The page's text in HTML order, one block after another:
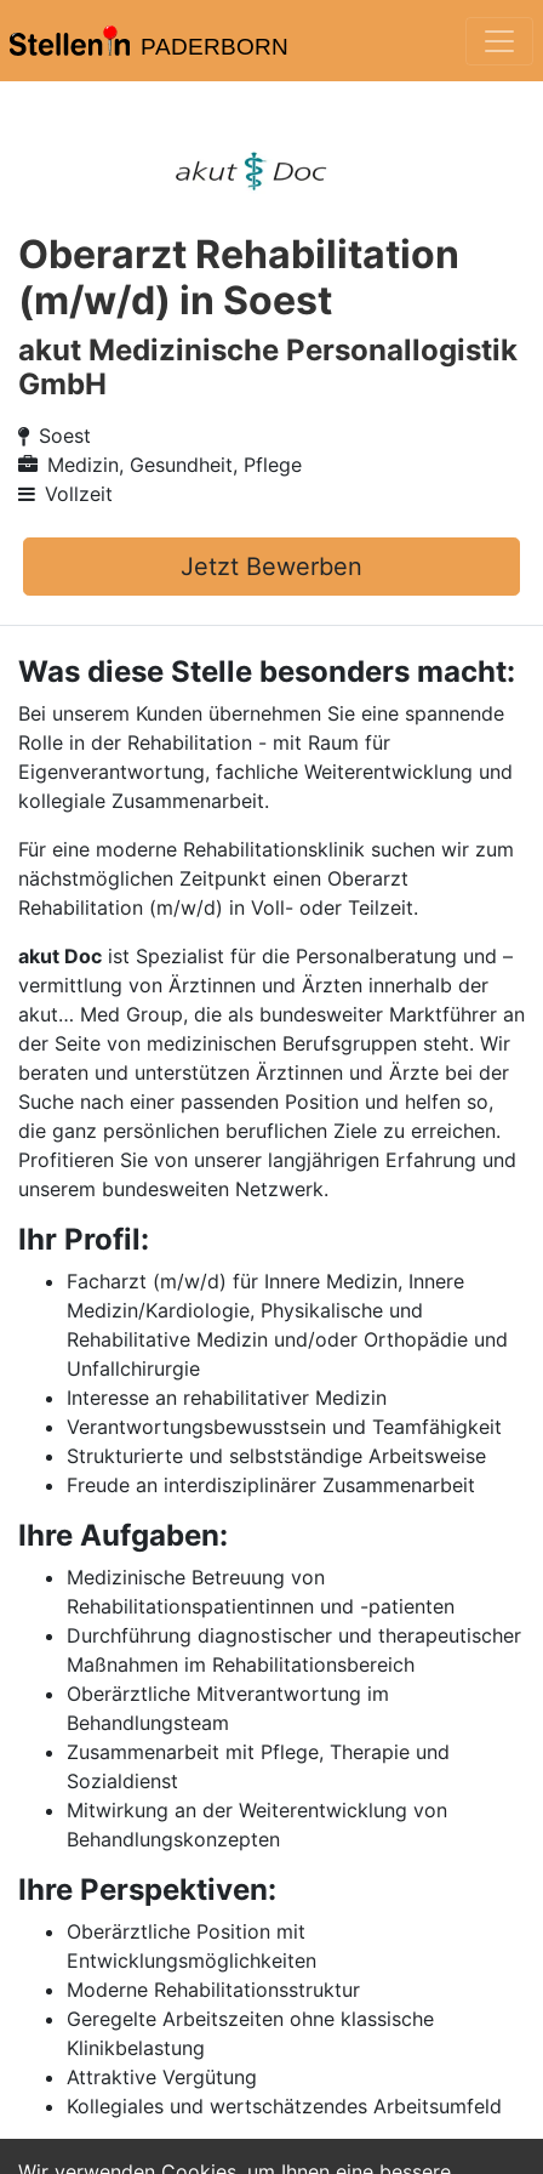
PADERBORN
Oberarzt Rehabilitation
(m/w/d) in Soest
akut Medizinische Personallogistik
GmbH
Soest
Medizin, Gesundheit, Pflege
Vollzeit
Jetzt Bewerben
Was diese Stelle besonders macht:
Bei unserem Kunden übernehmen Sie eine spannende
Rolle in der Rehabilitation - mit Raum für
Eigenverantwortung, fachliche Weiterentwicklung und
kollegiale Zusammenarbeit.
Für eine moderne Rehabilitationsklinik suchen wir zum
nächstmöglichen Zeitpunkt einen Oberarzt
Rehabilitation (m/w/d) in Voll- oder Teilzeit.
akut Doc ist Spezialist für die Personalberatung und –
vermittlung von Ärztinnen und Ärzten innerhalb der
akut… Med Group, die als bundesweiter Marktführer an
der Seite von medizinischen Berufsgruppen steht. Wir
beraten und unterstützen Ärztinnen und Ärzte bei der
Suche nach einer passenden Position und helfen so,
die ganz persönlichen beruflichen Ziele zu erreichen.
Profitieren Sie von unserer langjährigen Erfahrung und
unserem bundesweiten Netzwerk.
Ihr Profil:
Facharzt (m/w/d) für Innere Medizin, Innere
Medizin/Kardiologie, Physikalische und
Rehabilitative Medizin und/oder Orthopädie und
Unfallchirurgie
Interesse an rehabilitativer Medizin
Verantwortungsbewusstsein und Teamfähigkeit
Strukturierte und selbstständige Arbeitsweise
Freude an interdisziplinärer Zusammenarbeit
Ihre Aufgaben:
Medizinische Betreuung von
Rehabilitationspatientinnen und -patienten
Durchführung diagnostischer und therapeutischer
Maßnahmen im Rehabilitationsbereich
Oberärztliche Mitverantwortung im
Behandlungsteam
Zusammenarbeit mit Pflege, Therapie und
Sozialdienst
Mitwirkung an der Weiterentwicklung von
Behandlungskonzepten
Ihre Perspektiven:
Oberärztliche Position mit
Entwicklungsmöglichkeiten
Moderne Rehabilitationsstruktur
Geregelte Arbeitszeiten ohne klassische
Klinikbelastung
Attraktive Vergütung
Kollegiales und wertschätzendes Arbeitsumfeld